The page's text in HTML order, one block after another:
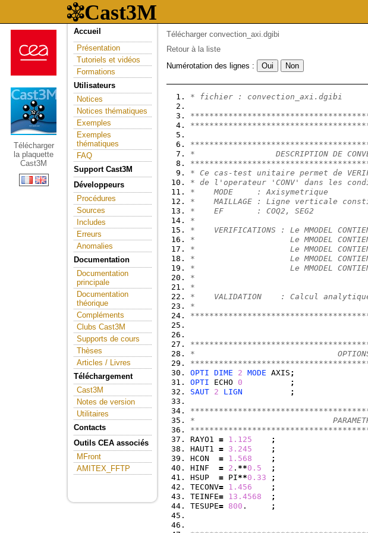
Télécharger
la plaquette
Cast3M
Accueil
Présentation
Tutoriels et vidéos
Formations
Utilisateurs
Notices
Notices thématiques
Exemples
Exemples
thématiques
FAQ
Support Cast3M
Développeurs
Procédures
Sources
Includes
Erreurs
Anomalies
Documentation
Documentation
principale
Documentation
théorique
Compléments
Clubs Cast3M
Supports de cours
Thèses
Articles / Livres
Téléchargement
Cast3M
Notes de version
Utilitaires
Contacts
Outils CEA associés
MFront
AMITEX_FFTP
Télécharger convection_axi.dgibi
Retour à la liste
Numérotation des lignes :
* fichier : convection_axi.dgibi
*                 DESCRIPTION DE
* Ce cas-test unitaire permet de
* de l'operateur 'CONV' dans les
*    MODE     : Axisymetrique
*    MAILLAGE : Ligne verticale
*    EF       : COQ2, SEG2
*
*    VERIFICATIONS : Le MMODEL
*                    Le MMODEL CONTIENT 1
*                    Le MMODEL CONTIENT 1
*                    Le MMODEL CONTIENT 2
*                    Le MMODEL CONTIENT 3
*
*
*    VALIDATION    : Calcul
*
*
OPTI DIME 2 MODE AXIS ;
OPTI ECHO 0
;
SAUT 2 LIGN ;
*
RAYO1 = 1.125
;
HAUT1 = 3.245
;
HCON = 1.568
;
HINF = 2 . **0.5
;
HSUP = PI**0.33
;
TECONV= 1.456
;
TEINFE= 13.4568
;
TESUPE= 800 . ;